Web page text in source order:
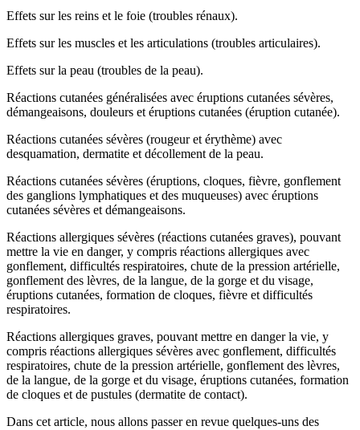
Effets sur les reins et le foie (troubles rénaux).
Effets sur les muscles et les articulations (troubles articulaires).
Effets sur la peau (troubles de la peau).
Réactions cutanées généralisées avec éruptions cutanées sévères,
démangeaisons, douleurs et éruptions cutanées (éruption cutanée).
Réactions cutanées sévères (rougeur et érythème) avec
desquamation, dermatite et décollement de la peau.
Réactions cutanées sévères (éruptions, cloques, fièvre, gonflement
des ganglions lymphatiques et des muqueuses) avec éruptions
cutanées sévères et démangeaisons.
Réactions allergiques sévères (réactions cutanées graves), pouvant
mettre la vie en danger, y compris réactions allergiques avec
gonflement, difficultés respiratoires, chute de la pression artérielle,
gonflement des lèvres, de la langue, de la gorge et du visage,
éruptions cutanées, formation de cloques, fièvre et difficultés
respiratoires.
Réactions allergiques graves, pouvant mettre en danger la vie, y
compris réactions allergiques sévères avec gonflement, difficultés
respiratoires, chute de la pression artérielle, gonflement des lèvres,
de la langue, de la gorge et du visage, éruptions cutanées, formation
de cloques et de pustules (dermatite de contact).
Dans cet article, nous allons passer en revue quelques-uns des